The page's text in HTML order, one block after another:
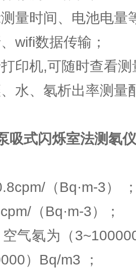
量时间、电池电量
wifi数据传输；
印机,可随时查看
水、氡析出率测量
吸式闪烁室法测氡
（Bq·m-3）
（Bq·m-3）；
气氡为（
）Bq/m3 ；